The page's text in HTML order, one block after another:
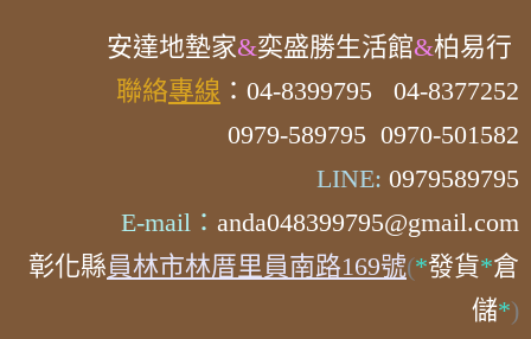
安達地墊家&奕盛勝生活館&柏易行
聯絡專線 ：04-8399795
04-8377252
0979-589795 0970-501582
LINE: 0979589795
E-mail： anda048399795@gmail.com
彰化縣員林市林厝里員南路169號(*發貨*倉
儲*)